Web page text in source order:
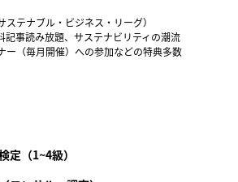
ステナブル・ビジネス・リーグ）
記事読み放題、サステナビリティの潮流
ー（毎月開催）への参加などの特典多数
定（1~4級）